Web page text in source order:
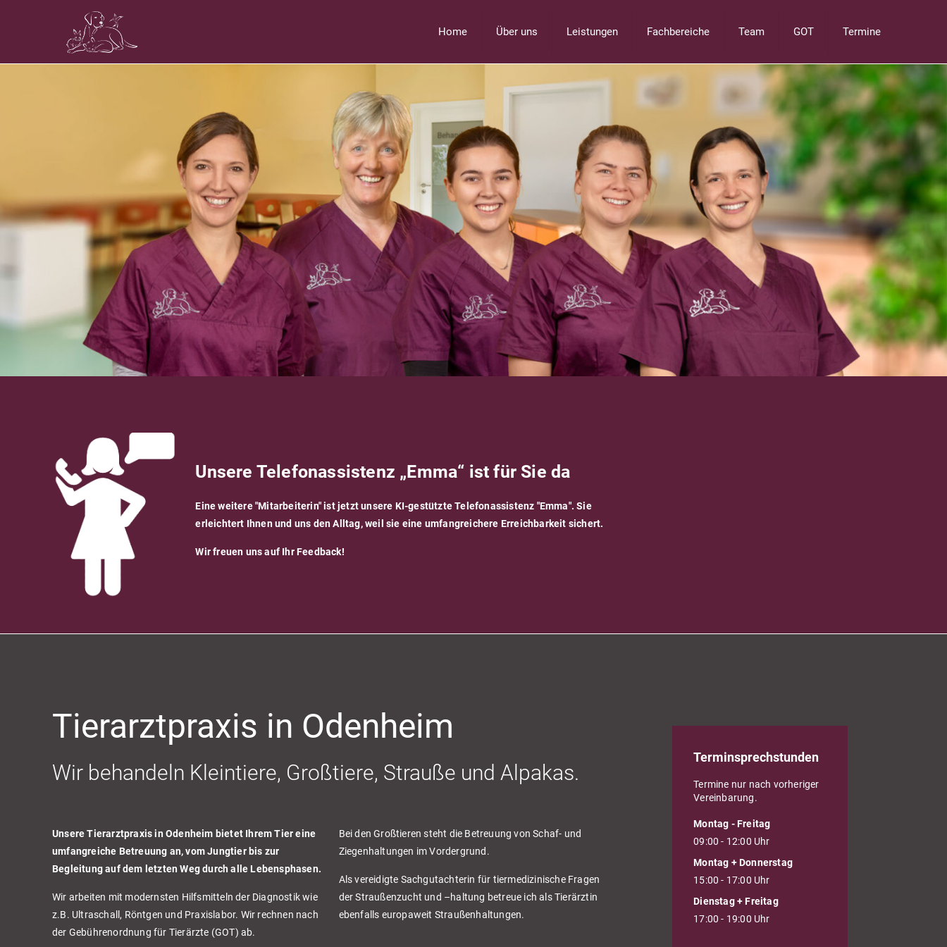
Home Über uns Leistungen Fachbereiche Team GOT Termine
Unsere Telefonassistenz „Emma“ ist für Sie da
Eine weitere "Mitarbeiterin" ist jetzt unsere KI-gestützte Telefonassistenz "Emma". Sie
erleichtert Ihnen und uns den Alltag, weil sie eine umfangreichere Erreichbarkeit sichert.
Wir freuen uns auf Ihr Feedback!
Tierarztpraxis in Odenheim
Wir behandeln Kleintiere, Großtiere, Strauße und Alpakas.
Unsere Tierarztpraxis in Odenheim bietet Ihrem Tier eine
umfangreiche Betreuung an, vom Jungtier bis zur
Begleitung auf dem letzten Weg durch alle Lebensphasen.
Wir arbeiten mit modernsten Hilfsmitteln der Diagnostik wie
z.B. Ultraschall, Röntgen und Praxislabor. Wir rechnen nach
der Gebührenordnung für Tierärzte (GOT) ab.
Bei den Großtieren steht die Betreuung von Schaf- und
Ziegenhaltungen im Vordergrund.
Als vereidigte Sachgutachterin für tiermedizinische Fragen
der Straußenzucht und –haltung betreue ich als Tierärztin
ebenfalls europaweit Straußenhaltungen.
Terminsprechstunden
Termine nur nach vorheriger
Vereinbarung.
Montag - Freitag
09:00 - 12:00 Uhr
Montag + Donnerstag
15:00 - 17:00 Uhr
Dienstag + Freitag
17:00 - 19:00 Uhr